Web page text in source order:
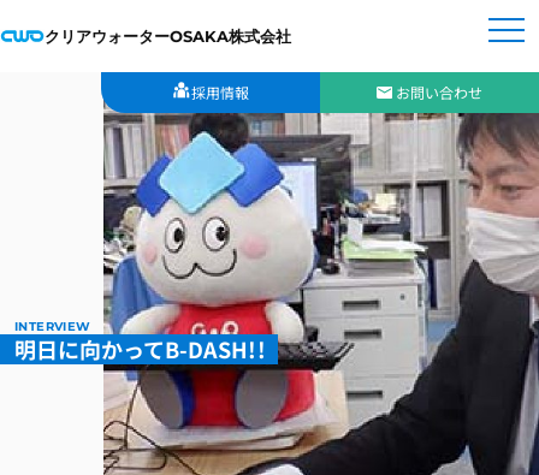
クリアウォーターOSAKA株式会社
採用情報 お問い合わせ
INTERVIEW
明日に向かってB-DASH!!